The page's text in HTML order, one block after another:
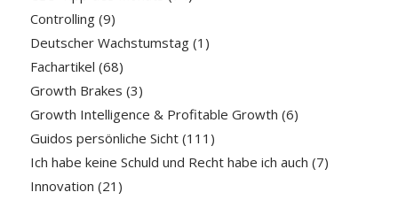
Controlling(9)
Deutscher Wachstumstag(1)
Fachartikel (68)
Growth Brakes (3)
Growth Intelligence & Profitable Growth (6)
Guidos persönliche Sicht(111)
Ich habe keine Schuld und Recht habe ich auch (7)
Innovation (21)